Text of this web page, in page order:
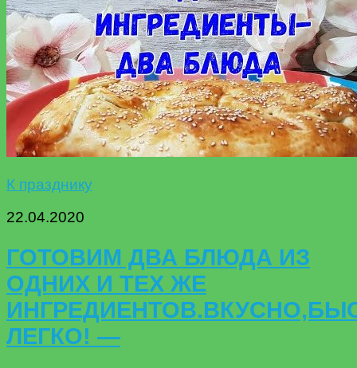
К празднику
22.04.2020
ГОТОВИМ ДВА БЛЮДА ИЗ
ОДНИХ И ТЕХ ЖЕ
ЛЕГКО! —